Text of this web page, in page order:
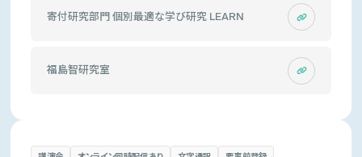
寄付研究部門 個別最適な学び研究 LEARN
福島智研究室